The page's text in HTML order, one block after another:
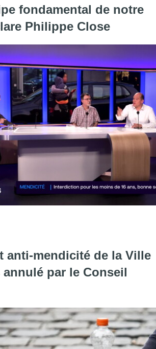
fondamental de notre
Philippe Close
l'article "Fin de la mendicité des
anti-mendicité de la Ville
par le Conseil